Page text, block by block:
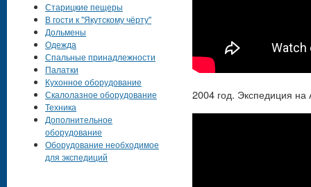
2004 год. Экспедиция на
Старицкие пещеры
В гости к "Якутскому чёрту"
Дольмены
Одежда
Спальные принадлежности
Палатки
Кухонное оборудование
Скалолазное оборудование
Техника
Дополнительное
оборудование
Оборудование необходимое
для экспедиций